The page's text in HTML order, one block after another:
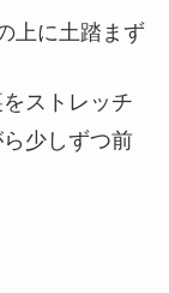
上に土踏まず
ストレッチ
少しずつ前